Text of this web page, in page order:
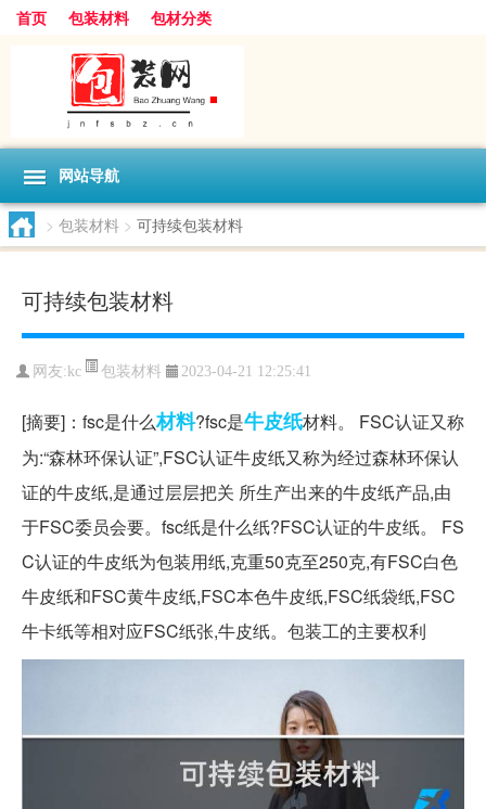
首页 包装材料 包材分类
网站导航
> 包装材料 > 可持续包装材料
可持续包装材料
网友: kc 包装材料 2023-04-21 12:25:41
[摘要]：fsc是什么材料?fsc是牛皮纸材料。 FSC认证又称
为:“森林环保认证”,FSC认证牛皮纸又称为经过森林环保认
证的牛皮纸,是通过层层把关 所生产出来的牛皮纸产品,由
于FSC委员会要。fsc纸是什么纸?FSC认证的牛皮纸。 FS
C认证的牛皮纸为包装用纸,克重50克至250克,有FSC白色
牛皮纸和FSC黄牛皮纸,FSC本色牛皮纸,FSC纸袋纸,FSC
牛卡纸等相对应FSC纸张,牛皮纸。包装工的主要权利